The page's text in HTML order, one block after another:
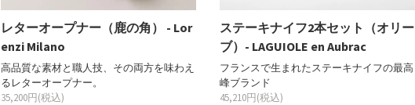
レターオープナー（鹿の角） - Lor
enzi Milano
高品質な素材と職人技、その両方を味わえ
るレターオープナー。
35,200円(税込)
ステーキナイフ2本セット（オリー
ブ）- LAGUIOLE en Aubrac
フランスで生まれたステーキナイフの最高
峰ブランド
45,210円(税込)